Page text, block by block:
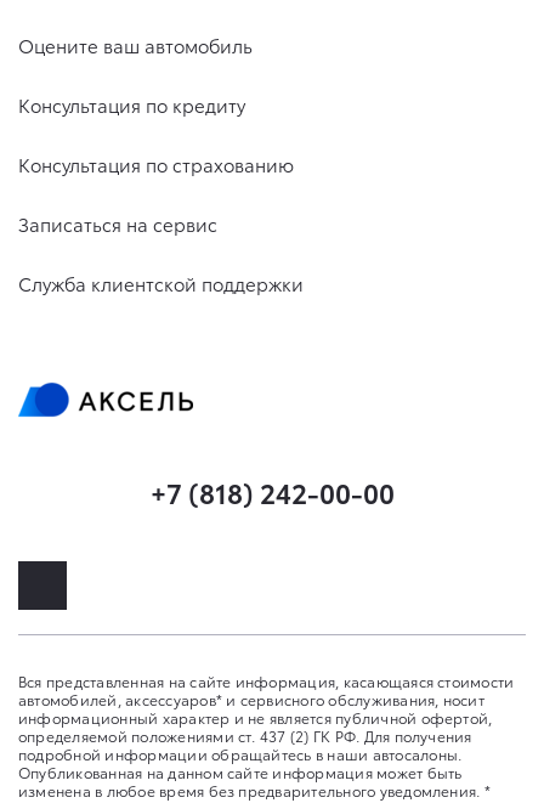
Оцените ваш автомобиль
Консультация по кредиту
Консультация по страхованию
Записаться на сервис
Служба клиентской поддержки
+7 (818) 242-00-00
Вся представленная на сайте информация, касающаяся стоимости
автомобилей, аксессуаров* и сервисного обслуживания, носит
информационный характер и не является публичной офертой,
определяемой положениями ст. 437 (2) ГК РФ. Для получения
подробной информации обращайтесь в наши автосалоны.
Опубликованная на данном сайте информация может быть
изменена в любое время без предварительного уведомления. *